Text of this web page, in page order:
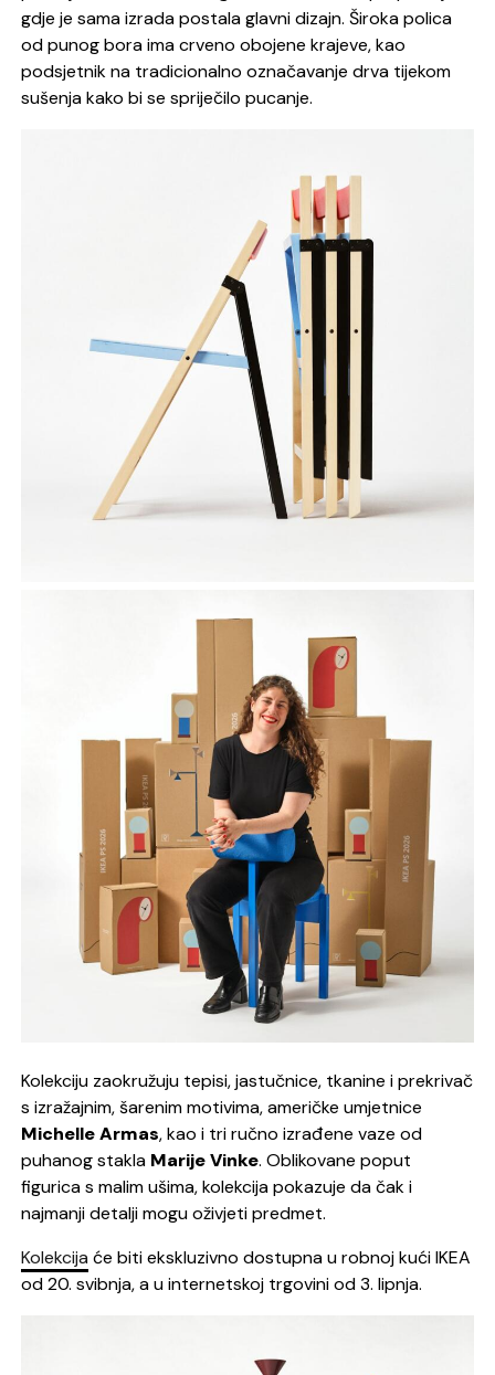
gdje je sama izrada postala glavni dizajn. Široka polica
od punog bora ima crveno obojene krajeve, kao
podsjetnik na tradicionalno označavanje drva tijekom
sušenja kako bi se spriječilo pucanje.
Kolekciju zaokružuju tepisi, jastučnice, tkanine i prekrivač
s izražajnim, šarenim motivima, američke umjetnice
Michelle Armas, kao i tri ručno izrađene vaze od
puhanog stakla Marije Vinke. Oblikovane poput
figurica s malim ušima, kolekcija pokazuje da čak i
najmanji detalji mogu oživjeti predmet.
Kolekcija će biti ekskluzivno dostupna u robnoj kući IKEA
od 20. svibnja, a u internetskoj trgovini od 3. lipnja.